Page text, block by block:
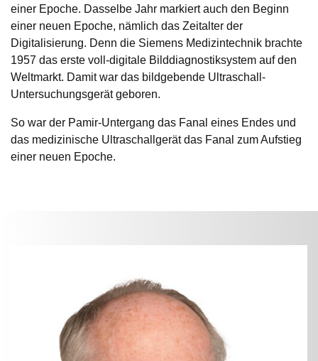
einer Epoche. Dasselbe Jahr markiert auch den Beginn
einer neuen Epoche, nämlich das Zeitalter der
Digitalisierung. Denn die Siemens Medizintechnik brachte
1957 das erste voll-digitale Bilddiagnostiksystem auf den
Weltmarkt. Damit war das bildgebende Ultraschall-
Untersuchungsgerät geboren.
So war der Pamir-Untergang das Fanal eines Endes und
das medizinische Ultraschallgerät das Fanal zum Aufstieg
einer neuen Epoche.